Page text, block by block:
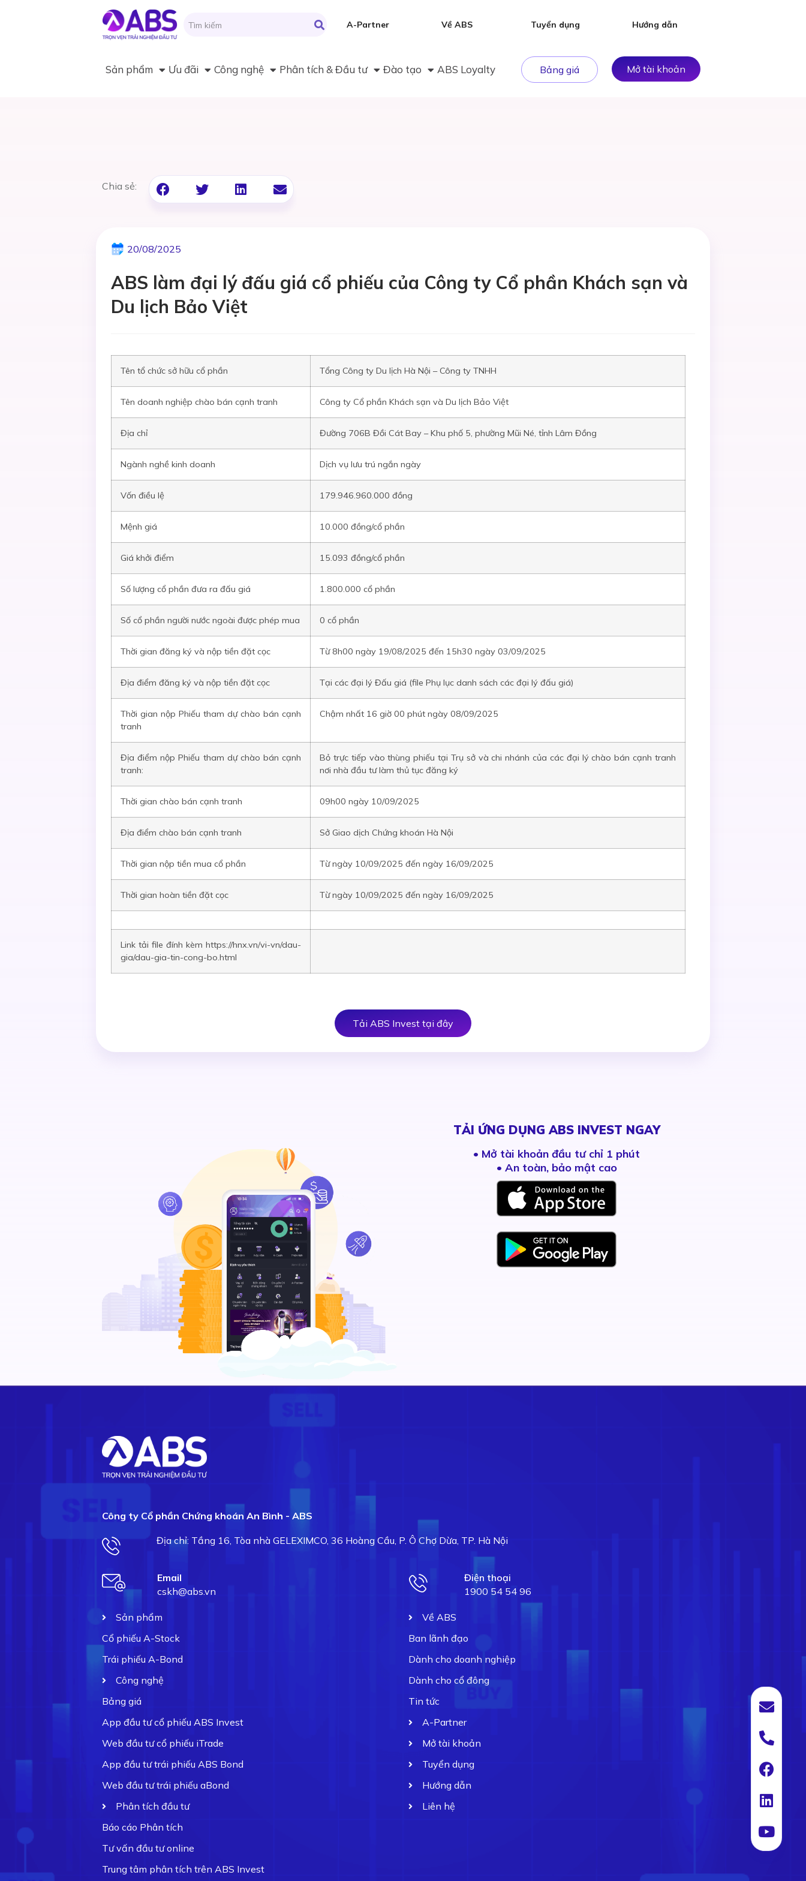
A-Partner Về ABS Tuyển dụng Hướng dẫn
Sản phẩm Ưu đãi Công nghệ Phân tích & Đầu tư Đào tạo ABS Loyalty Bảng giá Mở tài khoản
Chia sẻ:
20/08/2025
ABS làm đại lý đấu giá cổ phiếu của Công ty Cổ phần Khách sạn và
Du lịch Bảo Việt
Tên tổ chức sở hữu cổ phần Tổng Công ty Du lịch Hà Nội – Công ty TNHH
Tên doanh nghiệp chào bán cạnh tranh Công ty Cổ phần Khách sạn và Du lịch Bảo Việt
Địa chỉ Đường 706B Đồi Cát Bay – Khu phố 5, phường Mũi Né, tỉnh Lâm Đồng
Ngành nghề kinh doanh Dịch vụ lưu trú ngắn ngày
Vốn điều lệ 179.946.960.000 đồng
Mệnh giá 10.000 đồng/cổ phần
Giá khởi điểm 15.093 đồng/cổ phần
Số lượng cổ phần đưa ra đấu giá 1.800.000 cổ phần
Số cổ phần người nước ngoài được phép mua 0 cổ phần
Thời gian đăng ký và nộp tiền đặt cọc Từ 8h00 ngày 19/08/2025 đến 15h30 ngày 03/09/2025
Địa điểm đăng ký và nộp tiền đặt cọc Tại các đại lý Đấu giá (file Phụ lục danh sách các đại lý đấu giá)
Thời gian nộp Phiếu tham dự chào bán cạnh
tranh
Chậm nhất 16 giờ 00 phút ngày 08/09/2025
Địa điểm nộp Phiếu tham dự chào bán cạnh
tranh:
Bỏ trực tiếp vào thùng phiếu tại Trụ sở và chi nhánh của các đại lý chào bán cạnh tranh
nơi nhà đầu tư làm thủ tục đăng ký
Thời gian chào bán cạnh tranh 09h00 ngày 10/09/2025
Địa điểm chào bán cạnh tranh Sở Giao dịch Chứng khoán Hà Nội
Thời gian nộp tiền mua cổ phần Từ ngày 10/09/2025 đến ngày 16/09/2025
Thời gian hoàn tiền đặt cọc Từ ngày 10/09/2025 đến ngày 16/09/2025
Link tải file đính kèm https://hnx.vn/vi-vn/dau-
gia/dau-gia-tin-cong-bo.html
Tải ABS Invest tại đây
TẢI ỨNG DỤNG ABS INVEST NGAY
• Mở tài khoản đầu tư chỉ 1 phút
• An toàn, bảo mật cao
Công ty Cổ phần Chứng khoán An Bình - ABS
Địa chỉ: Tầng 16, Tòa nhà GELEXIMCO, 36 Hoàng Cầu, P. Ô Chợ Dừa, TP. Hà Nội
Email
cskh@abs.vn
Điện thoại
1900 54 54 96
Sản phẩm
Cổ phiếu A-Stock
Trái phiếu A-Bond
Công nghệ
Bảng giá
App đầu tư cổ phiếu ABS Invest
Web đầu tư cổ phiếu iTrade
App đầu tư trái phiếu ABS Bond
Web đầu tư trái phiếu aBond
Phân tích đầu tư
Báo cáo Phân tích
Tư vấn đầu tư online
Trung tâm phân tích trên ABS Invest
Về ABS
Ban lãnh đạo
Dành cho doanh nghiệp
Dành cho cổ đông
Tin tức
A-Partner
Mở tài khoản
Tuyển dụng
Hướng dẫn
Liên hệ